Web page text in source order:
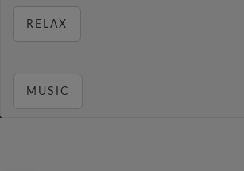
RELAX
MUSIC